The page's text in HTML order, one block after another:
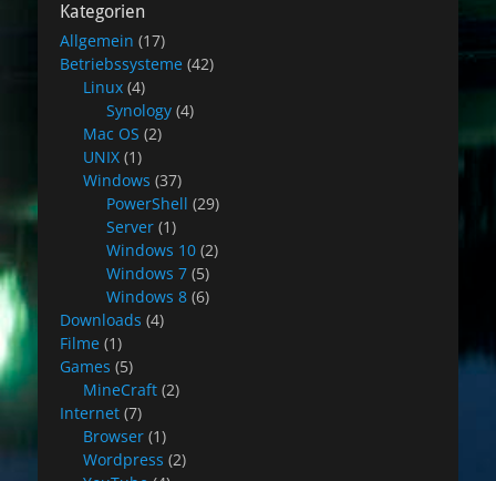
Kategorien
Allgemein (17)
Betriebssysteme (42)
Linux (4)
Synology (4)
Mac OS (2)
UNIX (1)
Windows (37)
PowerShell (29)
Server (1)
Windows 10 (2)
Windows 7 (5)
Windows 8 (6)
Downloads (4)
Filme (1)
Games (5)
MineCraft (2)
Internet (7)
Browser (1)
Wordpress (2)